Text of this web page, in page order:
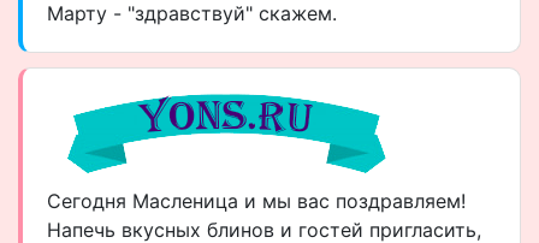
Марту - "здравствуй" скажем.
Сегодня Масленица и мы вас поздравляем!
Напечь вкусных блинов и гостей пригласить,